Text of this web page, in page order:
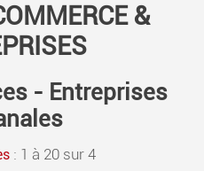
&
- Entreprises
: 1 à 20 sur 4